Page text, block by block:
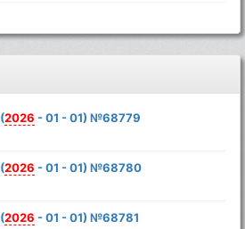
(2026 - 01 - 01) №68779
(2026 - 01 - 01) №68780
(2026 - 01 - 01) №68781